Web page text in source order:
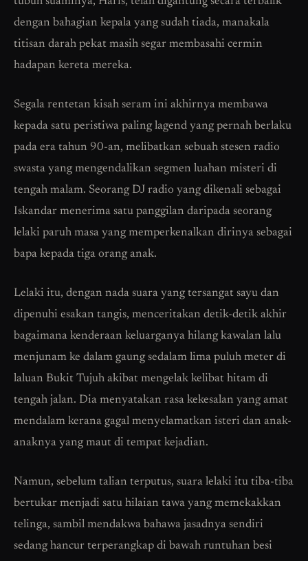
dengan bahagian kepala yang sudah tiada, manakala
titisan darah pekat masih segar membasahi cermin
hadapan kereta mereka.
Segala rentetan kisah seram ini akhirnya membawa
kepada satu peristiwa paling lagend yang pernah berlaku
pada era tahun 90-an, melibatkan sebuah stesen radio
swasta yang mengendalikan segmen luahan misteri di
tengah malam. Seorang DJ radio yang dikenali sebagai
Iskandar menerima satu panggilan daripada seorang
lelaki paruh masa yang memperkenalkan dirinya sebagai
bapa kepada tiga orang anak.
Lelaki itu, dengan nada suara yang tersangat sayu dan
dipenuhi esakan tangis, menceritakan detik-detik akhir
bagaimana kenderaan keluarganya hilang kawalan lalu
menjunam ke dalam gaung sedalam lima puluh meter di
laluan Bukit Tujuh akibat mengelak kelibat hitam di
tengah jalan. Dia menyatakan rasa kekesalan yang amat
mendalam kerana gagal menyelamatkan isteri dan anak-
anaknya yang maut di tempat kejadian.
Namun, sebelum talian terputus, suara lelaki itu tiba-tiba
bertukar menjadi satu hilaian tawa yang memekakkan
telinga, sambil mendakwa bahawa jasadnya sendiri
sedang hancur terperangkap di bawah runtuhan besi